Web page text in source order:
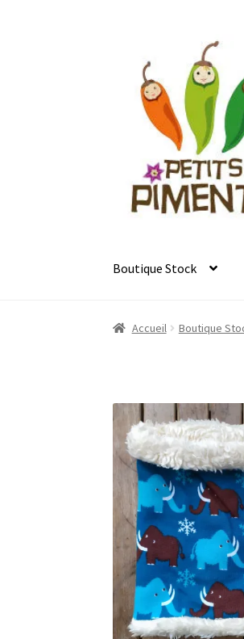
navigation
contenu
Boutique Stock
Accueil Boutique